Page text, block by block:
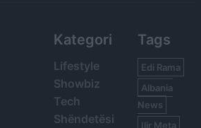
Kategori
Lifestyle
Showbiz
Tech
Shëndetësi
Tags
Edi Rama
Albania
News
Ilir Meta